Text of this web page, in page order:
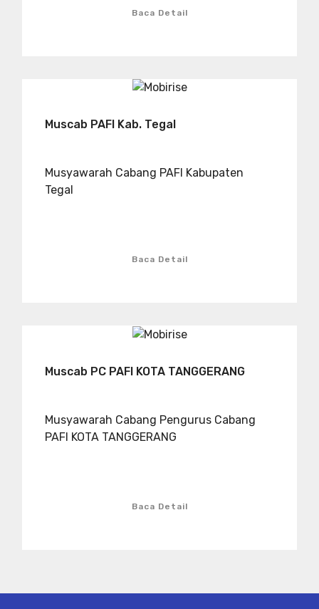
Baca Detail
Muscab PAFI Kab. Tegal
Musyawarah Cabang PAFI Kabupaten
Tegal
Baca Detail
Muscab PC PAFI KOTA TANGGERANG
Musyawarah Cabang Pengurus Cabang
PAFI KOTA TANGGERANG
Baca Detail